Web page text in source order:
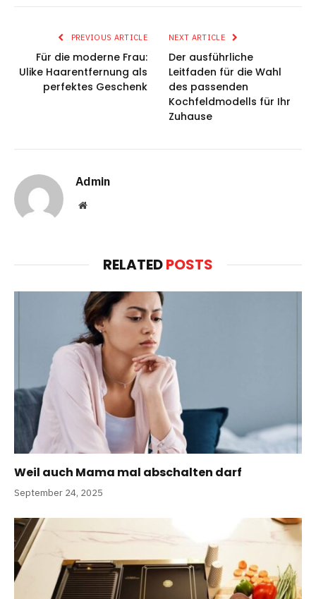
PREVIOUS ARTICLE
Für die moderne Frau:
Ulike Haarentfernung als
perfektes Geschenk
NEXT ARTICLE
Der ausführliche
Leitfaden für die Wahl
des passenden
Kochfeldmodells für Ihr
Zuhause
Admin
Website
RELATEDPOSTS
Weil auch Mama mal abschalten darf
September 24, 2025